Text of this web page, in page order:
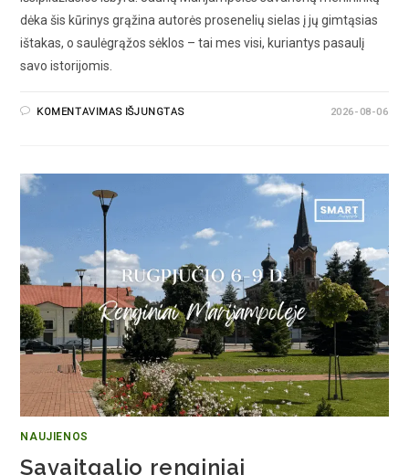
dėka šis kūrinys grąžina autorės prosenelių sielas į jų gimtąsias
ištakas, o saulėgrąžos sėklos – tai mes visi, kuriantys pasaulį
savo istorijomis.
KOMENTAVIMAS IŠJUNGTAS 2026-08-06
NAUJIENOS
Savaitgalio renginiai